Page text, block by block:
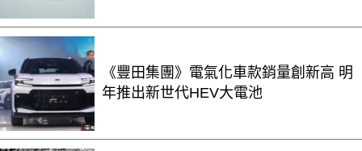
《豐田集團》電氣化車款銷量創新高 明
年推出新世代HEV大電池